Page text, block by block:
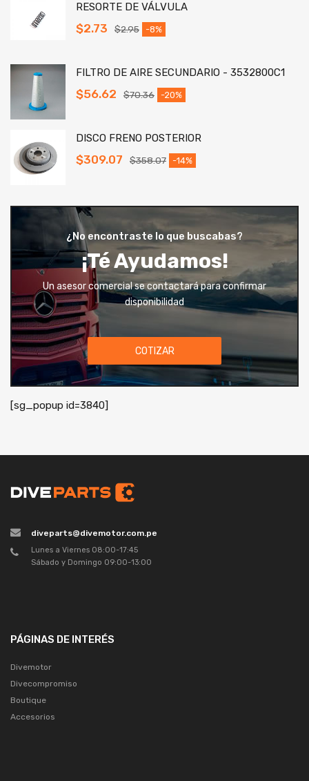
RESORTE DE VÁLVULA
$2.95
$2.73 -8%
FILTRO DE AIRE SECUNDARIO - 3532800C1
$70.36
$56.62 -20%
DISCO FRENO POSTERIOR
$358.07
$309.07 -14%
¿No encontraste lo que buscabas?
¡Té Ayudamos!
Un asesor comercial se contactará para confirmar
disponibilidad
COTIZAR
[sg_popup id=3840]
diveparts@divemotor.com.pe
Lunes a Viernes 08:00-17:45
Sábado y Domingo 09:00-13:00
PÁGINAS DE INTERÉS
Divemotor
Divecompromiso
Boutique
Accesorios